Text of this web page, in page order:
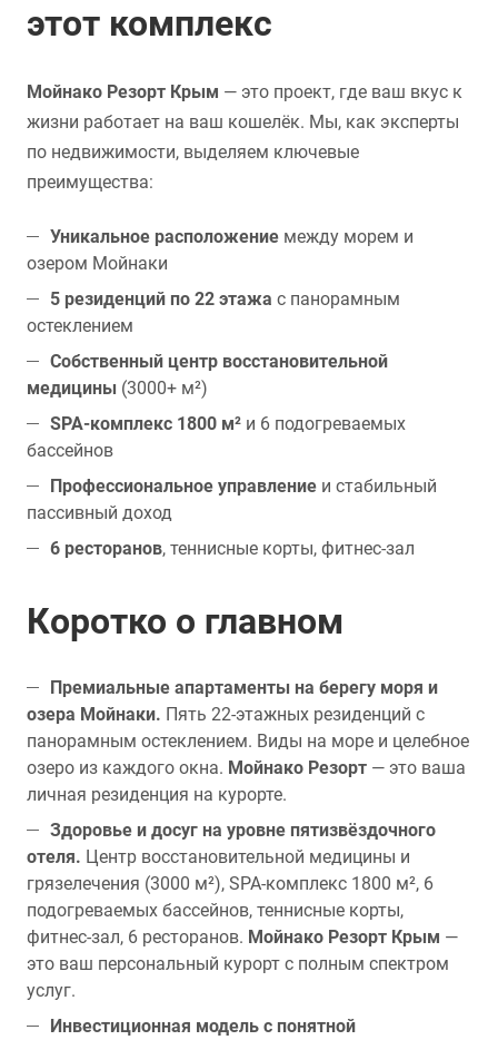
этот комплекс
Мойнако Резорт Крым — это проект, где ваш вкус к
жизни работает на ваш кошелёк. Мы, как эксперты
по недвижимости, выделяем ключевые
преимущества:
Уникальное расположение между морем и
озером Мойнаки
5 резиденций по 22 этажа с панорамным
остеклением
Собственный центр восстановительной
медицины (3000+ м²)
SPA-комплекс 1800 м² и 6 подогреваемых
бассейнов
Профессиональное управление и стабильный
пассивный доход
6 ресторанов, теннисные корты, фитнес-зал
Коротко о главном
Премиальные апартаменты на берегу моря и
озера Мойнаки. Пять 22-этажных резиденций с
панорамным остеклением. Виды на море и целебное
озеро из каждого окна. Мойнако Резорт — это ваша
личная резиденция на курорте.
Здоровье и досуг на уровне пятизвёздочного
отеля. Центр восстановительной медицины и
грязелечения (3000 м²), SPA-комплекс 1800 м², 6
подогреваемых бассейнов, теннисные корты,
фитнес-зал, 6 ресторанов. Мойнако Резорт Крым —
это ваш персональный курорт с полным спектром
услуг.
Инвестиционная модель с понятной